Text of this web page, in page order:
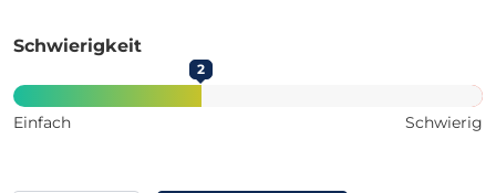
Schwierigkeit
2
Einfach Schwierig